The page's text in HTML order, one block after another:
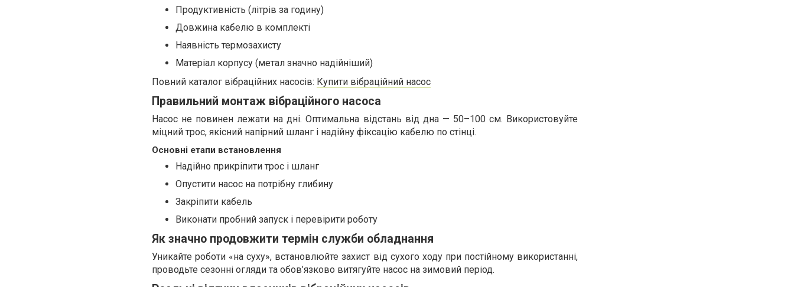
Продуктивність (літрів за годину)
Довжина кабелю в комплекті
Наявність термозахисту
Матеріал корпусу (метал значно надійніший)
Повний каталог вібраційних насосів: Купити вібраційний насос
Правильний монтаж вібраційного насоса
Насос не повинен лежати на дні. Оптимальна відстань від дна — 50–100 см. Використовуйте
міцний трос, якісний напірний шланг і надійну фіксацію кабелю по стінці.
Основні етапи встановлення
Надійно прикріпити трос і шланг
Опустити насос на потрібну глибину
Закріпити кабель
Виконати пробний запуск і перевірити роботу
Як значно продовжити термін служби обладнання
Уникайте роботи «на суху», встановлюйте захист від сухого ходу при постійному використанні,
проводьте сезонні огляди та обов’язково витягуйте насос на зимовий період.